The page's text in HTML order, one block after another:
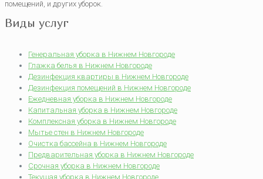
помещений, и других уборок.
Виды услуг
Генеральная уборка в Нижнем Новгороде
Глажка белья в Нижнем Новгороде
Дезинфекция квартиры в Нижнем Новгороде
Дезинфекция помещений в Нижнем Новгороде
Ежедневная уборка в Нижнем Новгороде
Капитальная уборка в Нижнем Новгороде
Комплексная уборка в Нижнем Новгороде
Мытье стен в Нижнем Новгороде
Очистка бассейна в Нижнем Новгороде
Предварительная уборка в Нижнем Новгороде
Срочная уборка в Нижнем Новгороде
Текущая уборка в Нижнем Новгороде